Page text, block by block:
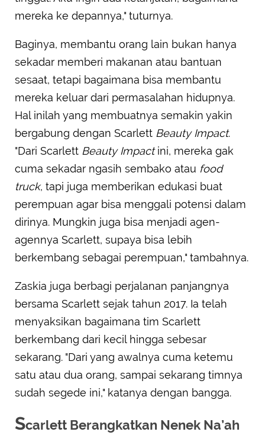
mereka ke depannya," tuturnya.
Baginya, membantu orang lain bukan hanya
sekadar memberi makanan atau bantuan
sesaat, tetapi bagaimana bisa membantu
mereka keluar dari permasalahan hidupnya.
Hal inilah yang membuatnya semakin yakin
bergabung dengan Scarlett Beauty Impact.
"Dari Scarlett Beauty Impactini, mereka gak
cuma sekadar ngasih sembako atau food
truck, tapi juga memberikan edukasi buat
perempuan agar bisa menggali potensi dalam
dirinya. Mungkin juga bisa menjadi agen-
agennya Scarlett, supaya bisa lebih
berkembang sebagai perempuan," tambahnya.
Zaskia juga berbagi perjalanan panjangnya
bersama Scarlett sejak tahun 2017. Ia telah
menyaksikan bagaimana tim Scarlett
berkembang dari kecil hingga sebesar
sekarang. "Dari yang awalnya cuma ketemu
satu atau dua orang, sampai sekarang timnya
sudah segede ini," katanya dengan bangga.
Scarlett Berangkatkan Nenek Na’ah